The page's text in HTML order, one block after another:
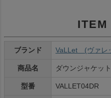
ITEM
ブランド VaLLet (ヴァレ
商品名 ダウンジャケッ
型番 VALLET04DR